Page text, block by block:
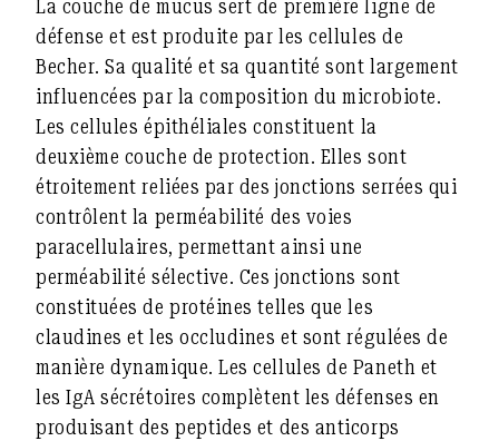
La couche de mucus sert de première ligne de
défense et est produite par les cellules de
Becher. Sa qualité et sa quantité sont largement
influencées par la composition du microbiote.
Les cellules épithéliales constituent la
deuxième couche de protection. Elles sont
étroitement reliées par des jonctions serrées qui
contrôlent la perméabilité des voies
paracellulaires, permettant ainsi une
perméabilité sélective. Ces jonctions sont
constituées de protéines telles que les
claudines et les occludines et sont régulées de
manière dynamique. Les cellules de Paneth et
les IgA sécrétoires complètent les défenses en
produisant des peptides et des anticorps